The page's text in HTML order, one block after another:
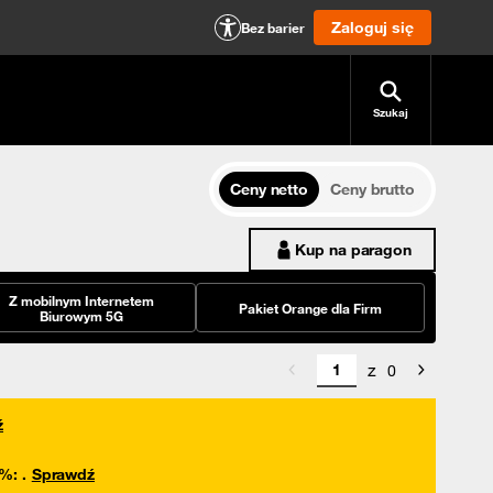
Bez barier Zaloguj się
Szukaj
Ceny netto
Ceny brutto
Kup na paragon
Z mobilnym Internetem
Biurowym 5G
Pakiet Orange dla Firm
z 0
: . Sprawdź